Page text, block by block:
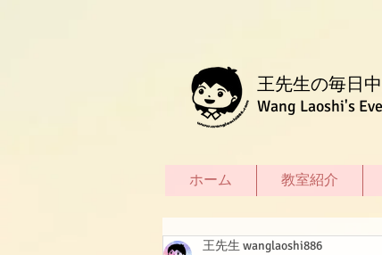
王先生の毎日
Wang Laoshi's
ホーム 教室紹介
王先生 wanglaoshi886